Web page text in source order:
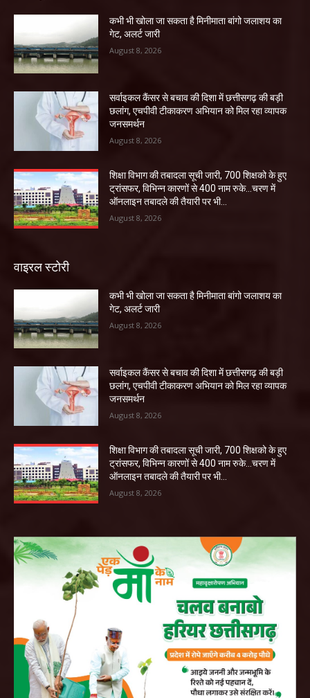
कभी भी खोला जा सकता है मिनीमाता बांगो जलाशय का
गेट, अलर्ट जारी
August 8, 2026
सर्वाइकल कैंसर से बचाव की दिशा में छत्तीसगढ़ की बड़ी
छलांग, एचपीवी टीकाकरण अभियान को मिल रहा व्यापक
जनसमर्थन
August 8, 2026
शिक्षा विभाग की तबादला सूची जारी, 700 शिक्षको के हुए
ट्रांसफर, विभिन्न कारणों से 400 नाम रुके…चरण में
ऑनलाइन तबादले की तैयारी पर भी...
August 8, 2026
वाइरल स्टोरी
कभी भी खोला जा सकता है मिनीमाता बांगो जलाशय का
गेट, अलर्ट जारी
August 8, 2026
सर्वाइकल कैंसर से बचाव की दिशा में छत्तीसगढ़ की बड़ी
छलांग, एचपीवी टीकाकरण अभियान को मिल रहा व्यापक
जनसमर्थन
August 8, 2026
शिक्षा विभाग की तबादला सूची जारी, 700 शिक्षको के हुए
ट्रांसफर, विभिन्न कारणों से 400 नाम रुके…चरण में
ऑनलाइन तबादले की तैयारी पर भी...
August 8, 2026